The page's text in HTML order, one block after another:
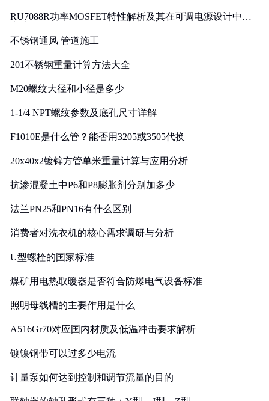
RU7088R功率MOSFET特性解析及其在可调电源设计中的
不锈钢通风 管道施工
201不锈钢重量计算方法大全
M20螺纹大径和小径是多少
1-1/4 NPT螺纹参数及底孔尺寸详解
F1010E是什么管？能否用3205或3505代换
20x40x2镀锌方管单米重量计算与应用分析
抗渗混凝土中P6和P8膨胀剂分别加多少
法兰PN25和PN16有什么区别
消费者对洗衣机的核心需求调研与分析
U型螺栓的国家标准
煤矿用电热取暖器是否符合防爆电气设备标准
照明母线槽的主要作用是什么
A516Gr70对应国内材质及低温冲击要求解析
镀镍钢带可以过多少电流
计量泵如何达到控制和调节流量的目的